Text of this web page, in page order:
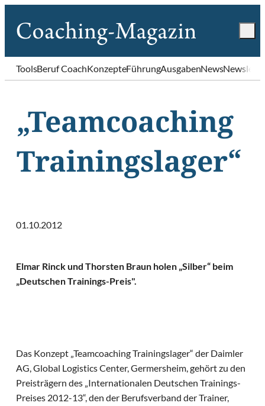
ToolsBeruf CoachKonzepteFührungAusgabenNews
„Teamcoaching
Trainingslager“
01.10.2012
Elmar Rinck und Thorsten Braun holen „Silber“ beim
„Deutschen Trainings-Preis".
Das Konzept „Teamcoaching Trainingslager“ der Daimler
AG, Global Logistics Center, Germersheim, gehört zu den
Preisträgern des „Internationalen Deutschen Trainings-
Preises 2012-13“, den der Berufsverband der Trainer,